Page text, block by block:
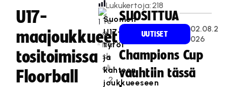
U17-
maajoukkueet
tositoimissa
Floorball
Te
a
Na
sk
ali
2
Lukukertoja:218
Suomen
U17-
tytöt
ja
kahteen
joukkueeseen
SUOSITTUA
UUTISET
02.08.2
026
Champions Cup
vauhtiin tässä